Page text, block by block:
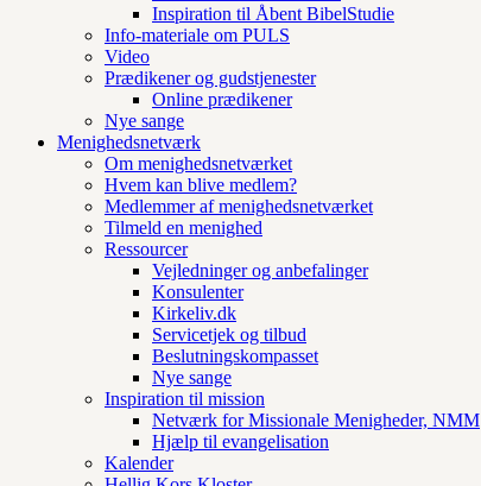
Inspiration til Åbent BibelStudie
Info-materiale om PULS
Video
Prædikener og gudstjenester
Online prædikener
Nye sange
Menighedsnetværk
Om menighedsnetværket
Hvem kan blive medlem?
Medlemmer af menighedsnetværket
Tilmeld en menighed
Ressourcer
Vejledninger og anbefalinger
Konsulenter
Kirkeliv.dk
Servicetjek og tilbud
Beslutningskompasset
Nye sange
Inspiration til mission
Netværk for Missionale Menigheder, NMM
Hjælp til evangelisation
Kalender